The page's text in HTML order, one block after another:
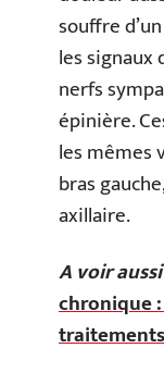
souffre
les
nerfs
épinière.
les mêmes
bras
axillaire.
A voir
chronique